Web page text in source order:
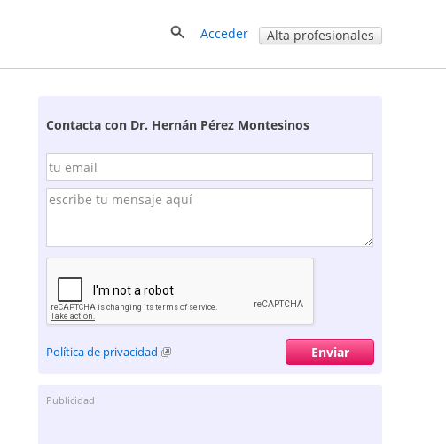
Acceder Alta profesionales
Contacta con Dr. Hernán Pérez Montesinos
Política de privacidad
Publicidad